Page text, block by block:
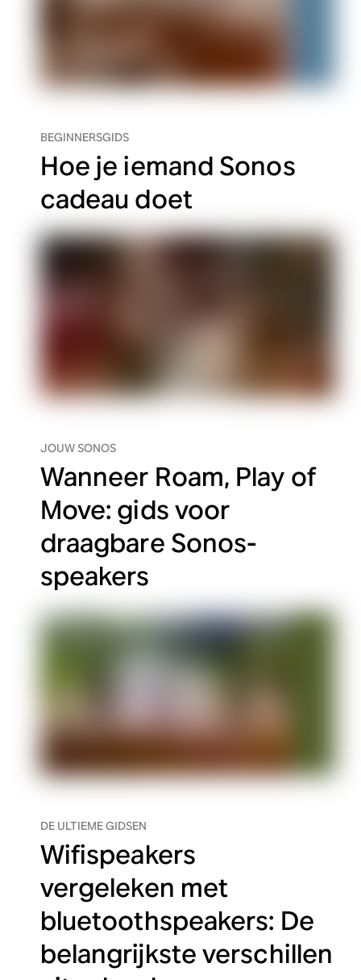
BEGINNERSGIDS
Hoe je iemand Sonos
cadeau doet
JOUW SONOS
Wanneer Roam, Play of
Move: gids voor
draagbare Sonos-
speakers
DE ULTIEME GIDSEN
Wifispeakers
vergeleken met
bluetoothspeakers: De
belangrijkste verschillen